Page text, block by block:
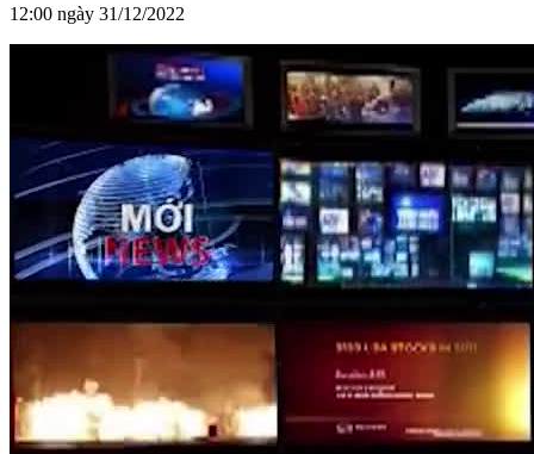
12:00 ngày 31/12/2022